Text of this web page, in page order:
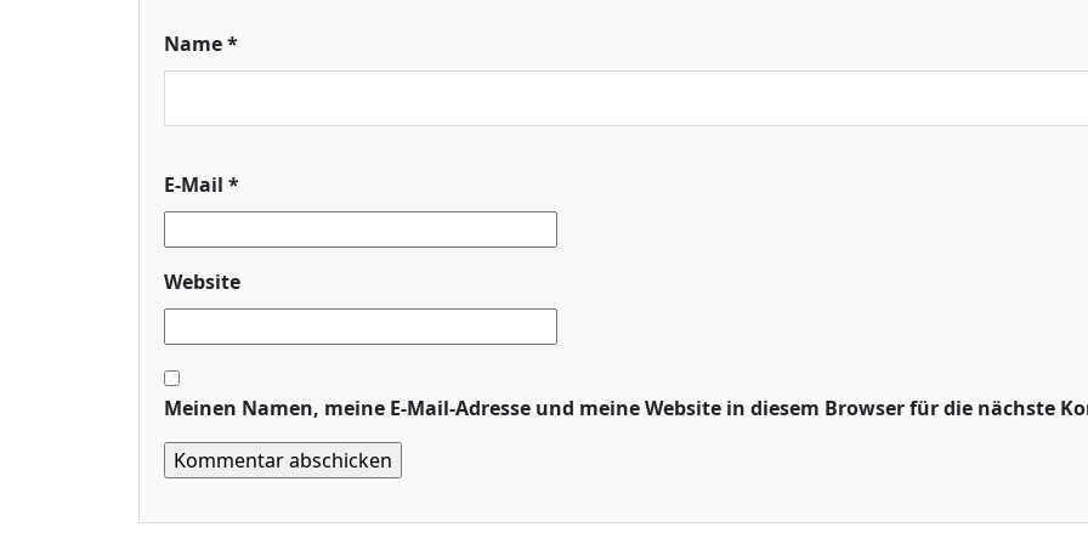
Name*
E-Mail *
Website
Meinen Namen, meine E-Mail-Adresse und meine Website in diesem Browser für die nächste